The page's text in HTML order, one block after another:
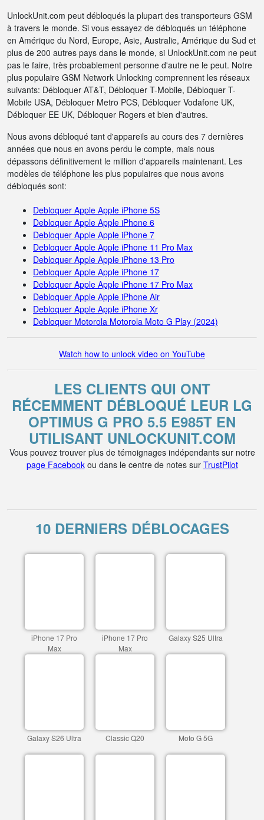
UnlockUnit.com peut débloqués la plupart des transporteurs GSM
à travers le monde. Si vous essayez de débloqués un téléphone
en Amérique du Nord, Europe, Asie, Australie, Amérique du Sud et
plus de 200 autres pays dans le monde, si UnlockUnit.com ne peut
pas le faire, très probablement personne d'autre ne le peut. Notre
plus populaire GSM Network Unlocking comprennent les réseaux
suivants: Débloquer AT&T, Débloquer T-Mobile, Débloquer T-
Mobile USA, Débloquer Metro PCS, Débloquer Vodafone UK,
Débloquer EE UK, Débloquer Rogers et bien d'autres.
Nous avons débloqué tant d'appareils au cours des 7 dernières
années que nous en avons perdu le compte, mais nous
dépassons définitivement le million d'appareils maintenant. Les
modèles de téléphone les plus populaires que nous avons
débloqués sont:
Debloquer Apple Apple iPhone 5S
Debloquer Apple Apple iPhone 6
Debloquer Apple Apple iPhone 7
Debloquer Apple Apple iPhone 11 Pro Max
Debloquer Apple Apple iPhone 13 Pro
Debloquer Apple Apple iPhone 17
Debloquer Apple Apple iPhone 17 Pro Max
Debloquer Apple Apple iPhone Air
Debloquer Apple Apple iPhone Xr
Debloquer Motorola Motorola Moto G Play (2024)
Watch how to unlock video on YouTube
LES CLIENTS QUI ONT
RÉCEMMENT DÉBLOQUÉ LEUR LG
OPTIMUS G PRO 5.5 E985T EN
UTILISANT UNLOCKUNIT.COM
Vous pouvez trouver plus de témoignages indépendants sur notre
page Facebookou dans le centre de notes sur TrustPilot
10 DERNIERS DÉBLOCAGES
iPhone 17 Pro
Max
iPhone 17 Pro
Max
Galaxy S25 Ultra
Galaxy S26 Ultra Classic Q20 Moto G 5G